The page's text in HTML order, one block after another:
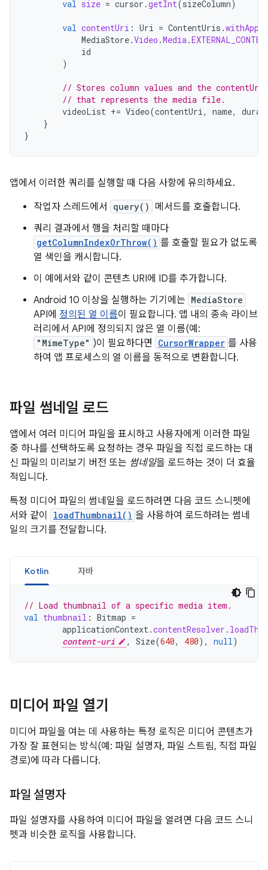
val size = cursor .getInt(sizeColumn)
val contentUri : Uri = ContentUris .
MediaStore.Video .Media.
id
)
// Stores column values and the
// that represents the media file.
videoList += Video(contentUri, name,
}
}
앱에서 이러한 쿼리를 실행할 때 다음 사항에 유의하세요.
작업자 스레드에서
query()
메서드를 호출합니다.
쿼리 결과에서 행을 처리할 때마다
getColumnIndexOrThrow() 를 호출할 필요가 없도록
열 색인을 캐시합니다.
이 예에서와 같이 콘텐츠 URI에 ID를 추가합니다.
Android 10 이상을 실행하는 기기에는 MediaStore
API에 정의된 열 이름이 필요합니다. 앱 내의 종속 라이브
러리에서 API에 정의되지 않은 열 이름(예:
"MimeType" )이 필요하다면 CursorWrapper 를 사용
하여 앱 프로세스의 열 이름을 동적으로 변환합니다.
파일 썸네일 로드
앱에서 여러 미디어 파일을 표시하고 사용자에게 이러한 파일
중 하나를 선택하도록 요청하는 경우 파일을 직접 로드하는 대
신 파일의 미리보기 버전 또는 썸네일을 로드하는 것이 더 효율
적입니다.
특정 미디어 파일의 썸네일을 로드하려면 다음 코드 스니펫에
서와 같이
loadThumbnail() 을 사용하여 로드하려는 썸네
일의 크기를 전달합니다.
Kotlin 자바
// Load thumbnail of a specific media item.
val thumbnail : Bitmap =
applicationContext.contentResolver .
content-uri
, Size(640, 480), null)
미디어 파일 열기
미디어 파일을 여는 데 사용하는 특정 로직은 미디어 콘텐츠가
가장 잘 표현되는 방식(예: 파일 설명자, 파일 스트림, 직접 파일
경로)에 따라 다릅니다.
파일 설명자
파일 설명자를 사용하여 미디어 파일을 열려면 다음 코드 스니
펫과 비슷한 로직을 사용합니다.